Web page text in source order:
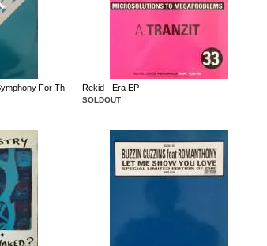
For Th
Rekid - Era EP
SOLDOUT